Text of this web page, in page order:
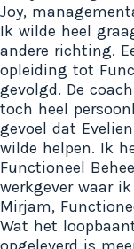
Joy,
Ik wilde heel
andere richting.
opleiding tot
gevolgd. De
toch heel
gevoel dat
wilde helpen. Ik
Functioneel
werkgever waar
Mirjam,
Wat het